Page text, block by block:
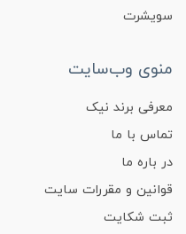
سویشرت
منوی وب‌سایت
معرفی برند نیک
تماس با ما
در باره ما
قوانین و مقررات سایت
ثبت شکایت